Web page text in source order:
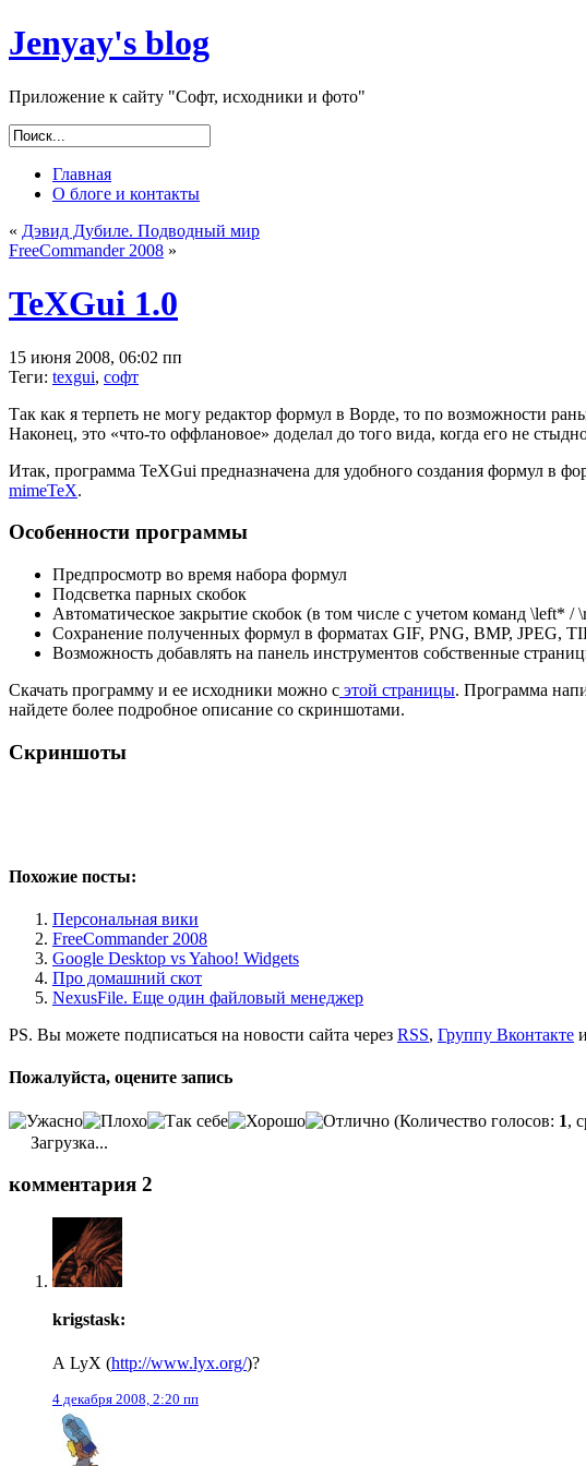
Jenyay's blog
Приложение к сайту "Софт, исходники и фото"
Главная
О блоге и контакты
« Дэвид Дубиле. Подводный мир
FreeCommander 2008 »
TeXGui 1.0
15 июня 2008, 06:02 пп
Теги: texgui, софт
Так как я терпеть не могу редактор формул в Ворде, то по возможности
Наконец, это «что-то оффлановое» доделал до того вида, когда его не
Итак, программа TeXGui предназначена для удобного создания формул в
mimeTeX.
Особенности программы
Предпросмотр во время набора формул
Подсветка парных скобок
Автоматическое закрытие скобок (в том числе с учетом команд \left* /
Сохранение полученных формул в форматах GIF, PNG, BMP, JPEG,
Возможность добавлять на панель инструментов собственные
Скачать программу и ее исходники можно с этой страницы. Программа
найдете более подробное описание со скриншотами.
Скриншоты
Похожие посты:
Персональная вики
FreeCommander 2008
Google Desktop vs Yahoo! Widgets
Про домашний скот
NexusFile. Еще один файловый менеджер
PS. Вы можете подписаться на новости сайта через RSS, Группу Вконтакте
Пожалуйста, оцените запись
(Количество голосов: 1,
Загрузка...
комментария 2
krigstask:
А LyX (http://www.lyx.org/)?
4 декабря 2008, 2:20 пп